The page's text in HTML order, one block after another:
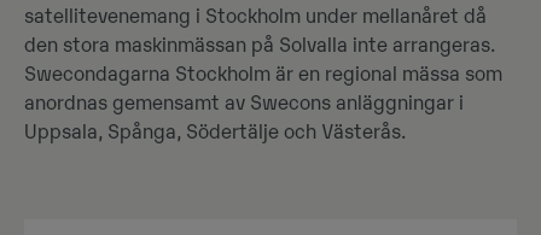
satellitevenemang i Stockholm under mellanåret då
den stora maskinmässan på Solvalla inte arrangeras.
Swecondagarna Stockholm är en regional mässa som
anordnas gemensamt av Swecons anläggningar i
Uppsala, Spånga, Södertälje och Västerås.